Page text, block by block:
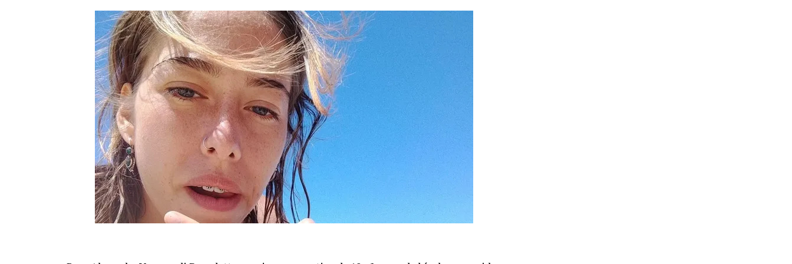
vecinos, mientras se aseguraba que las estructuras no presentaran peligro inminente para
quienes viven en la zona.
El ministro de Protección Civil, Nello Musumeci, advirtió sobre la continuidad de la
actividad sísmica y señaló que “nuevos eventos de magnitud superior a 3 podrían seguir
produciéndose”. La declaración dejó en alerta a las autoridades locales, que mantienen el
monitoreo para detectar réplicas y coordinar asistencia donde haga falta.
El episodio ocurrió en los Campos Flégreos, una extensa caldera volcánica considerada la
más grande de Europa, un sector muy vigilado por su actividad subterránea. El INGV
confirmó los datos del sismo y la poca profundidad, factores que explican por qué el
terremoto en Nápoles se sintió con tanta claridad en barrios del área metropolitana.
El prefecto de Nápoles, Michele di Bari, detalló que los evacuados pertenecen a Pozzuoli y